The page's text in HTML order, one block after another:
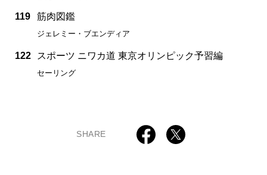
119 筋肉図鑑
ジェレミー・ブエンディア
122 スポーツ ニワカ道 東京オリンピック予習編
セーリング
SHARE